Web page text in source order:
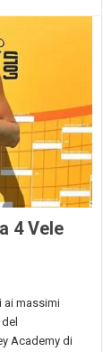
4 Vele
ai massimi
Academy di